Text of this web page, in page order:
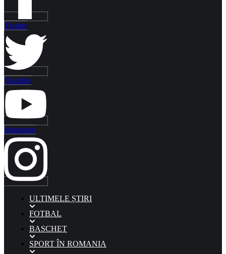
Twitter
Youtube
Instagram
ULTIMELE ȘTIRI
FOTBAL
BASCHET
SPORT ÎN ROMANIA